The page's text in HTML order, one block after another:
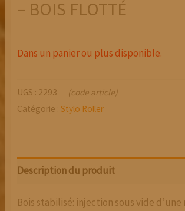
– BOIS FLOTTÉ
Dans un panier ou plus disponible.
UGS : 2293
(code article)
Catégorie :Stylo Roller
Description du produit
Bois stabilisé: injection sous vide